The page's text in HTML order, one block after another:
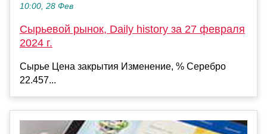
10:00, 28 Фев
Сырьевой рынок, Daily history за 27 февраля
2024 г.
Сырье Цена закрытия Изменение, % Серебро
22.457...